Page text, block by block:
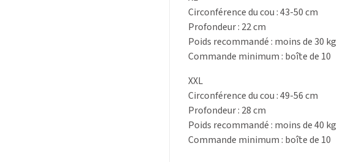
Circonférence du cou : 43-50 cm
Profondeur : 22 cm
Poids recommandé : moins de 30 kg
Commande minimum : boîte de 10
XXL
Circonférence du cou : 49-56 cm
Profondeur : 28 cm
Poids recommandé : moins de 40 kg
Commande minimum : boîte de 10